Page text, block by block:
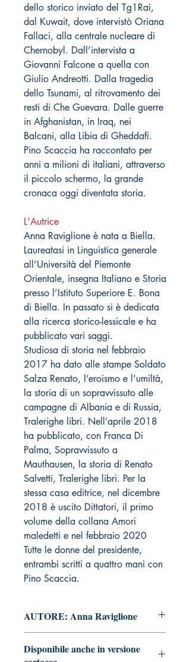
dello storico inviato del Tg1Rai,
dal Kuwait, dove intervistò Oriana
Fallaci, alla centrale nucleare di
Chernobyl. Dall’intervista a
Giovanni Falcone a quella con
Giulio Andreotti. Dalla tragedia
dello Tsunami, al ritrovamento dei
resti di Che Guevara. Dalle guerre
in Afghanistan, in Iraq, nei
Balcani, alla Libia di Gheddafi.
Pino Scaccia ha raccontato per
anni a milioni di italiani, attraverso
il piccolo schermo, la grande
cronaca oggi diventata storia.
L'Autrice
Anna Raviglione è nata a Biella.
Laureatasi in Linguistica generale
all’Università del Piemonte
Orientale, insegna Italiano e Storia
presso l’Istituto Superiore E. Bona
di Biella. In passato si è dedicata
alla ricerca storico-lessicale e ha
pubblicato vari saggi.
Studiosa di storia nel febbraio
2017 ha dato alle stampe Soldato
Salza Renato, l’eroismo e l’umiltà,
la storia di un sopravvissuto alle
campagne di Albania e di Russia,
Tralerighe libri. Nell’aprile 2018
ha pubblicato, con Franca Di
Palma, Sopravvissuto a
Mauthausen, la storia di Renato
Salvetti, Tralerighe libri. Per la
stessa casa editrice, nel dicembre
2018 è uscito Dittatori, il primo
volume della collana Amori
maledetti e nel febbraio 2020
Tutte le donne del presidente,
entrambi scritti a quattro mani con
Pino Scaccia.
AUTORE: Anna Raviglione
Disponibile anche in versione